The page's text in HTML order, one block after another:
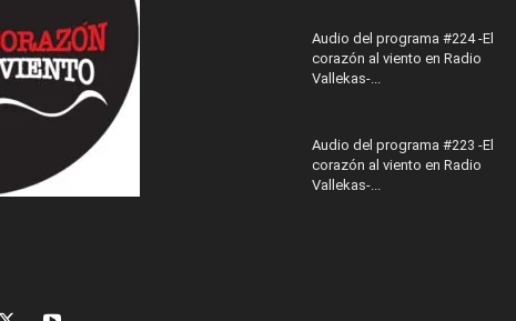
Audio del programa #224 -El
corazón al viento en Radio
Vallekas-...
Audio del programa #223 -El
corazón al viento en Radio
Vallekas-...